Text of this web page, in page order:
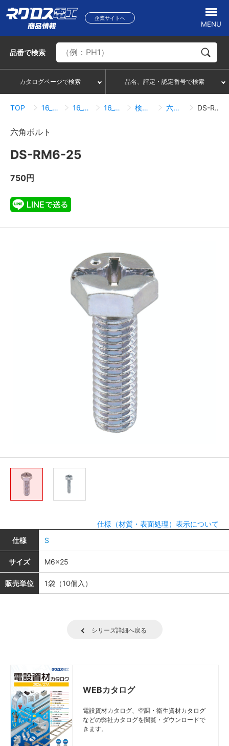
企業サイトへ
MENU
品番で検索
カタログページで検索 品名、評定・認定番号で検索
TOP 16_ボルトナット類 16_01_ボルト 16_01_01_ボルト 検索結果一覧 六角ボルト DS-RM6-25
六角ボルト
DS-RM6-25
750円
仕様（材質・表面処理）表示について
仕様
S
サイズ M6×25
販売単位 1袋（10個入）
シリーズ詳細へ戻る
WEBカタログ
電設資材カタログ、空調・衛生資材カタログ
などの弊社カタログを閲覧・ダウンロードで
きます。